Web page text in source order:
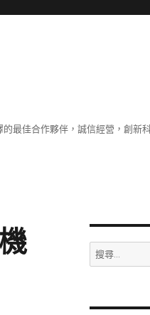
最佳合作夥伴，誠信經營，創新
搜
尋
字: